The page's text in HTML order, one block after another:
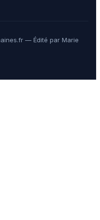
— Édité par Marie